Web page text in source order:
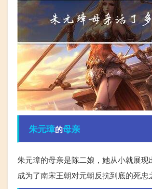
朱元璋的母亲
朱元璋的母亲是陈二娘，她从小就展
成为了南宋王朝对元朝反抗到底的死忠